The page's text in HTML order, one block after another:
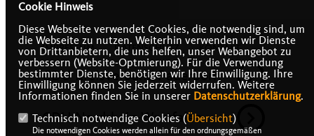
IMPRESSUM DATENSCHUTZ KONTAKT
CDU Kreisverband Paderborn
CDU Nordrhein-Westfalen
Cookie Hinweis
Diese Webseite verwendet Cookies, die notwendig sind, um
die Webseite zu nutzen. Weiterhin verwenden wir Dienste
von Drittanbietern, die uns helfen, unser Webangebot zu
verbessern (Website-Optmierung). Für die Verwendung
bestimmter Dienste, benötigen wir Ihre Einwilligung. Ihre
Einwilligung können Sie jederzeit widerrufen. Weitere
Informationen finden Sie in unserer Datenschutzerklärung.
Technisch notwendige Cookies (Übersicht)
Die notwendigen Cookies werden allein für den ordnungsgemäßen